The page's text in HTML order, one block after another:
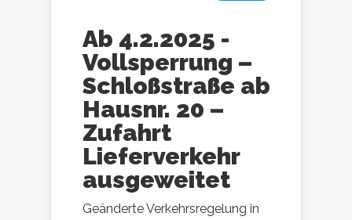
Ab 4.2.2025 -
Vollsperrung –
Schloßstraße ab
Hausnr. 20 –
Zufahrt
Lieferverkehr
ausgeweitet
Geänderte Verkehrsregelung in